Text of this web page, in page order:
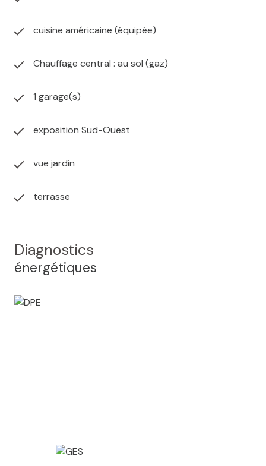
cuisine américaine (équipée)
Chauffage central : au sol (gaz)
1 garage(s)
exposition Sud-Ouest
vue jardin
terrasse
Diagnostics
énergétiques